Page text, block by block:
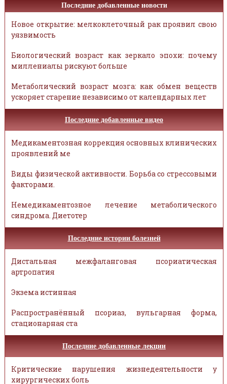
Последние добавленные новости
Новое открытие: мелкоклеточный рак проявил свою
уязвимость
Биологический возраст как зеркало эпохи: почему
миллениалы рискуют больше
Метаболический возраст мозга: как обмен веществ
ускоряет старение независимо от календарных лет
Последние добавленные видео
Медикаментозная коррекция основных клинических
проявлений ме
Виды физической активности. Борьба со стрессовыми
факторами.
Немедикаментозное лечение метаболического
синдрома. Диетотер
Последние истории болезней
Дистальная межфаланговая псориатическая
артропатия
Экзема истинная
Распространённый псориаз, вульгарная форма,
стационарная ста
Последние добавленные лекции
Критические нарушения жизнедеятельности у
хирургических боль